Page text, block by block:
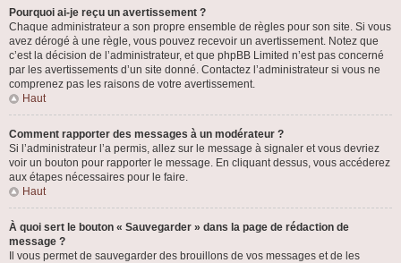
Pourquoi ai-je reçu un avertissement ?
Chaque administrateur a son propre ensemble de règles pour son site. Si vous
avez dérogé à une règle, vous pouvez recevoir un avertissement. Notez que
c’est la décision de l’administrateur, et que phpBB Limited n’est pas concerné
par les avertissements d’un site donné. Contactez l’administrateur si vous ne
comprenez pas les raisons de votre avertissement.
Haut
Comment rapporter des messages à un modérateur ?
Si l’administrateur l’a permis, allez sur le message à signaler et vous devriez
voir un bouton pour rapporter le message. En cliquant dessus, vous accéderez
aux étapes nécessaires pour le faire.
Haut
À quoi sert le bouton « Sauvegarder » dans la page de rédaction de
message ?
Il vous permet de sauvegarder des brouillons de vos messages et de les